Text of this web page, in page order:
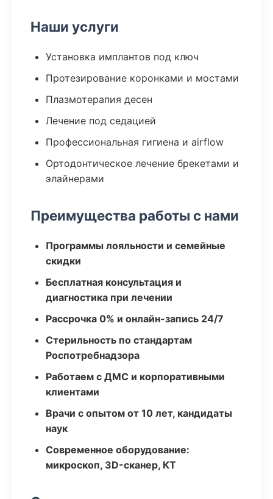
Наши услуги
Установка имплантов под ключ
Протезирование коронками и мостами
Плазмотерапия десен
Лечение под седацией
Профессиональная гигиена и airflow
Ортодонтическое лечение брекетами и
элайнерами
Преимущества работы с нами
Программы лояльности и семейные
скидки
Бесплатная консультация и
диагностика при лечении
Рассрочка 0% и онлайн-запись 24/7
Стерильность по стандартам
Роспотребнадзора
Работаем с ДМС и корпоративными
клиентами
Врачи с опытом от 10 лет, кандидаты
наук
Современное оборудование:
микроскоп, 3D-сканер, КТ